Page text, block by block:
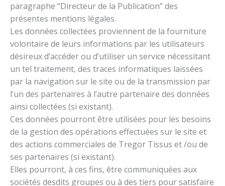
paragraphe “Directeur de la Publication” des
présentes mentions légales.
Les données collectées proviennent de la fourniture
volontaire de leurs informations par les utilisateurs
désireux d’accéder ou d’utiliser un service nécessitant
un tel traitement, des traces informatiques laissées
par la navigation sur le site ou de la transmission par
l’un des partenaires à l’autre partenaire des données
ainsi collectées (si existant).
Ces données pourront être utilisées pour les besoins
de la gestion des opérations effectuées sur le site et
des actions commerciales de Tregor Tissus et /ou de
ses partenaires (si existant).
Elles pourront, à ces fins, être communiquées aux
sociétés desdits groupes ou à des tiers pour satisfaire